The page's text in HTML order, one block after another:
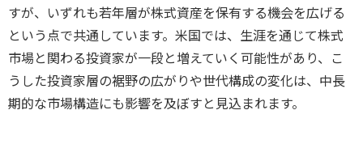
すが、いずれも若年層が株式資産を保有する機会を広げる
という点で共通しています。米国では、生涯を通じて株式
市場と関わる投資家が一段と増えていく可能性があり、こ
うした投資家層の裾野の広がりや世代構成の変化は、中長
期的な市場構造にも影響を及ぼすと見込まれます。